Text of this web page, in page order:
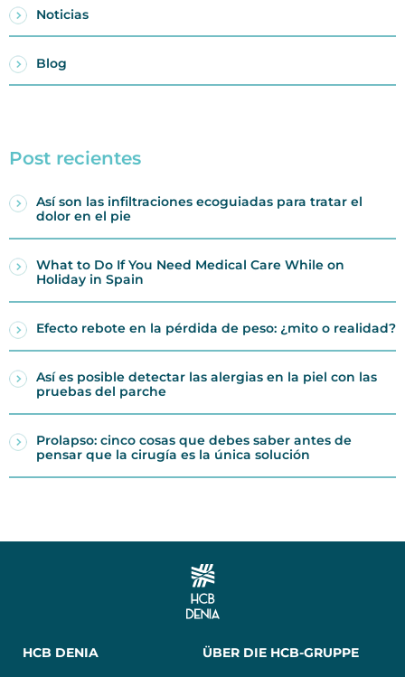
Noticias
Blog
Post recientes
Así son las infiltraciones ecoguiadas para tratar el
dolor en el pie
What to Do If You Need Medical Care While on
Holiday in Spain
Efecto rebote en la pérdida de peso: ¿mito o realidad?
Así es posible detectar las alergias en la piel con las
pruebas del parche
Prolapso: cinco cosas que debes saber antes de
pensar que la cirugía es la única solución
HCB DENIA ÜBER DIE HCB-GRUPPE